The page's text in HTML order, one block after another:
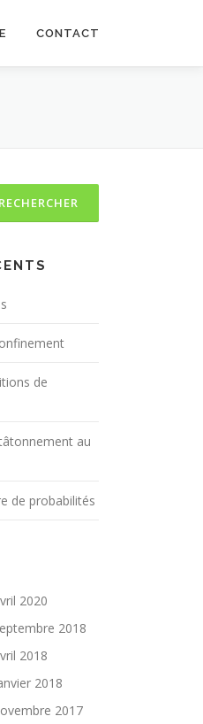
CONTACT
de
au
de probabilités
2020
2018
2018
2018
2017